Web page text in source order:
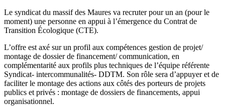
Le syndicat du massif des Maures va recruter pour un an (pour le
moment) une personne en appui à l’émergence du Contrat de
Transition Écologique (CTE).
L’offre est axé sur un profil aux compétences gestion de projet/
montage de dossier de financement/ communication, en
complémentarité aux profils plus techniques de l’équipe référente
Syndicat- intercommunalités- DDTM. Son rôle sera d’appuyer et de
faciliter le montage des actions aux côtés des porteurs de projets
publics et privés : montage de dossiers de financements, appui
organisationnel.